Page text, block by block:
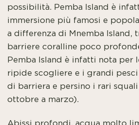
possibilità. Pemba Island è
immersione più famosi e
a differenza di Mnemba Island,
barriere coralline poco
Pemba Island è infatti nota per
ripide scogliere e i grandi
di barriera e persino i rari squali
ottobre a marzo).
Abissi profondi, acqua molto